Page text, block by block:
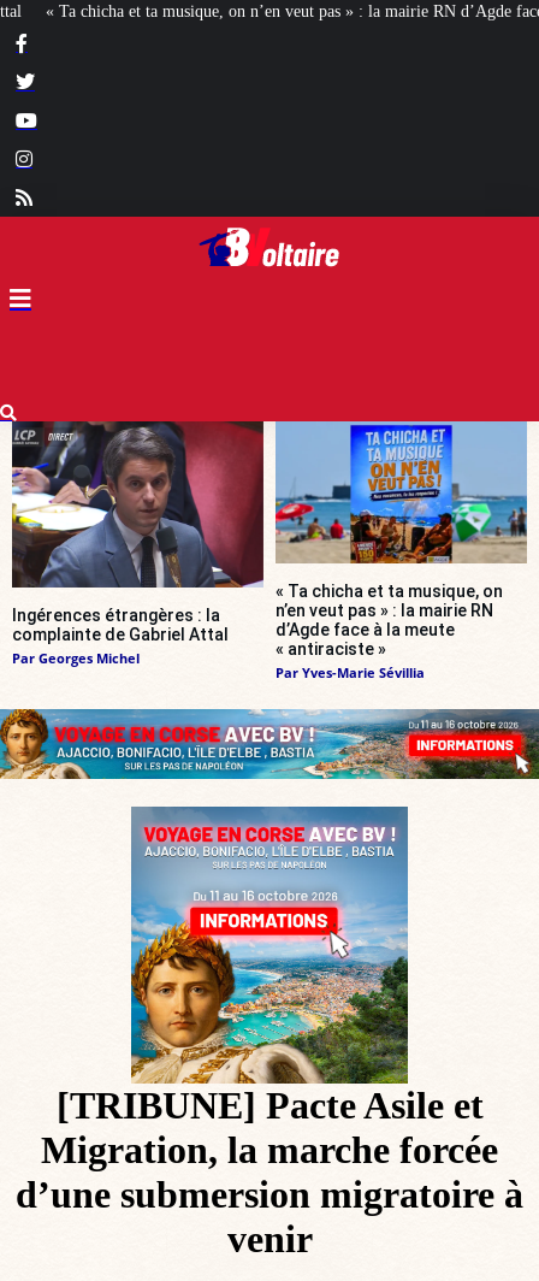
pas » : la mairie RN d’Agde face à la meute « antiraciste » La hausse
Ingérences étrangères : la
complainte de Gabriel Attal
Par Georges Michel
« Ta chicha et ta musique, on
n’en veut pas » : la mairie RN
d’Agde face à la meute
« antiraciste »
Par Yves-Marie Sévillia
[TRIBUNE] Pacte Asile et
Migration, la marche forcée
d’une submersion migratoire à
venir